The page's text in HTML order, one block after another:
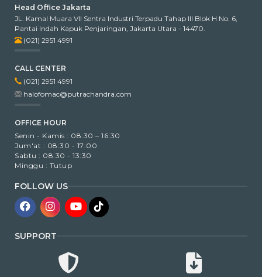
Head Office Jakarta
JL. Kamal Muara VII Sentra Industri Terpadu Tahap III Blok H No. 6,
Pantai Indah Kapuk Penjaringan, Jakarta Utara - 14470.
(021) 2951 4991
CALL CENTER
(021) 2951 4991
halofomac@putrachandra.com
OFFICE HOUR
Senin - Kamis : 08:30 – 16:30
Jum'at : 08:30 - 17:00
Sabtu : 08:30 - 13:30
Minggu : Tutup
FOLLOW US
SUPPORT